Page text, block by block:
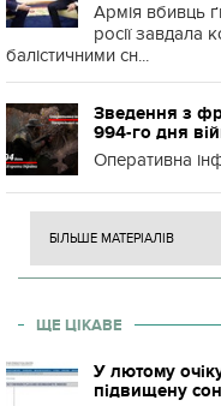
Армія вбивць
росії завдала
балістичними сн...
Зведення з
994-го дня
Оперативна
БІЛЬШЕ МАТЕРІАЛІВ
ЩЕ ЦІКАВЕ
У лютому
підвищену